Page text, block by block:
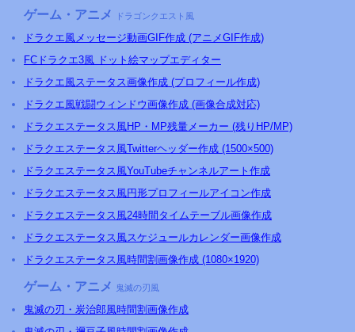
ゲーム・アニメ ドラゴンクエスト風
ドラクエ風メッセージ動画GIF作成 (アニメGIF作成)
FCドラクエ3風 ドット絵マップエディター
ドラクエ風ステータス画像作成 (プロフィール作成)
ドラクエ風戦闘ウィンドウ画像作成 (画像合成対応)
ドラクエステータス風HP・MP残量メーカー (残りHP/MP)
ドラクエステータス風Twitterヘッダー作成 (1500×500)
ドラクエステータス風YouTubeチャンネルアート作成
ドラクエステータス風円形プロフィールアイコン作成
ドラクエステータス風24時間タイムテーブル画像作成
ドラクエステータス風スケジュールカレンダー画像作成
ドラクエステータス風時間割画像作成 (1080×1920)
ゲーム・アニメ 鬼滅の刃風
鬼滅の刃・炭治郎風時間割画像作成